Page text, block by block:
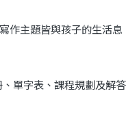
作主題皆與孩子的生活息
單字表、課程規劃及解答